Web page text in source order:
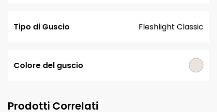
Tipo di Guscio Fleshlight Classic
Colore del guscio
Prodotti Correlati